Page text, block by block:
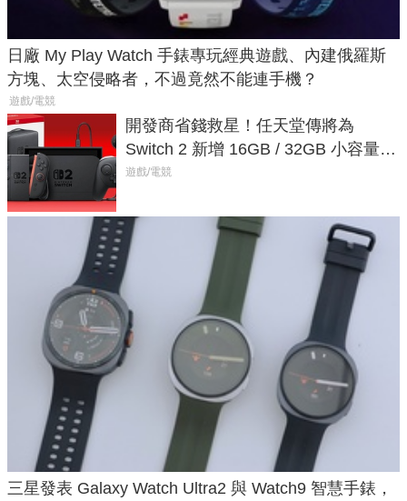
日廠 My Play Watch 手錶專玩經典遊戲、內建俄羅斯
方塊、太空侵略者，不過竟然不能連手機？
遊戲/電競
開發商省錢救星！任天堂傳將為
Switch 2 新增 16GB / 32GB 小容量遊
戲卡的選擇
遊戲/電競
三星發表 Galaxy Watch Ultra2 與 Watch9 智慧手錶，